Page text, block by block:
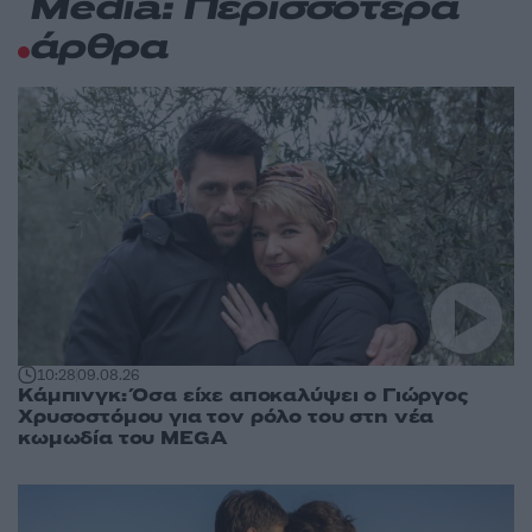
Media: Περισσότερα
άρθρα
10:2809.08.26
Κάμπινγκ: Όσα είχε αποκαλύψει ο Γιώργος
Χρυσοστόμου για τον ρόλο του στη νέα
κωμωδία του MEGA